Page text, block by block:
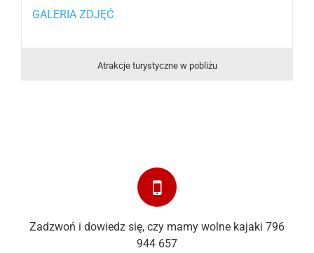
GALERIA ZDJĘĆ
Atrakcje turystyczne w pobliżu
Zadzwoń i dowiedz się, czy mamy wolne kajaki 796
944 657